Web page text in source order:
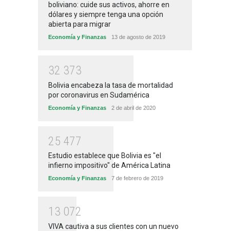
boliviano: cuide sus activos, ahorre en
dólares y siempre tenga una opción
abierta para migrar
Economía y Finanzas 13 de agosto de 2019
32 373
Bolivia encabeza la tasa de mortalidad
por coronavirus en Sudamérica
Economía y Finanzas 2 de abril de 2020
25 477
Estudio establece que Bolivia es "el
infierno impositivo" de América Latina
Economía y Finanzas 7 de febrero de 2019
1 3 072
VIVA cautiva a sus clientes con un nuevo